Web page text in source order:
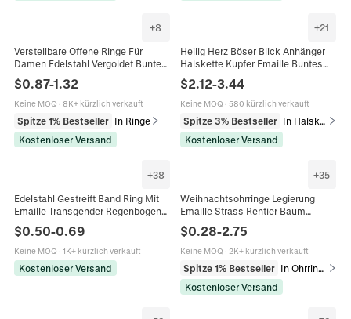
+8
Verstellbare Offene Ringe Für
Damen Edelstahl Vergoldet Bunte
Emaille Herz Böser Blick
Gänseblümchen Mode Schmuck
$0.87-1.32
Keine MOQ · 8K+ kürzlich verkauft
Spitze 1% Bestseller In Ringe
Kostenloser Versand
+21
Heilig Herz Böser Blick Anhänger
Halskette Kupfer Emaille Buntes
Webseil Boho Vintage Schmuck
Für Damen
$2.12-3.44
Keine MOQ · 580 kürzlich verkauft
Spitze 3% Bestseller
In Halsketten
Kostenloser Versand
+38
Edelstahl Gestreift Band Ring Mit
Emaille Transgender Regenbogen
Pride Flagge Muster Personalisiert
Unisex Mode Schmuck Ring
$0.50-0.69
Keine MOQ · 1K+ kürzlich verkauft
Kostenloser Versand
+35
Weihnachtsohrringe Legierung
Emaille Strass Rentier Baum
Weihnachtsmann Schneeflocke
Lebkuchenmann Hängeschmuck
Für Damen
$0.28-2.75
Keine MOQ · 2K+ kürzlich verkauft
Spitze 1% Bestseller
In Ohrringe
Kostenloser Versand